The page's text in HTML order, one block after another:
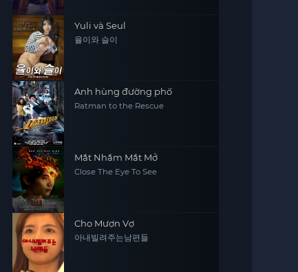
Vietsub - HD
Yuli và Seul
율이와 슬이
Anh hùng đường phố
Ratman to the Rescue
Mắt Nhắm Mắt Mở
Close The Eye To See
Cho Mượn Vợ
아내빌려주는남편들